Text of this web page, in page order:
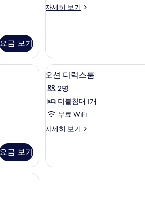
요금 보기
사
보
기
개)
자세히 보기
디
룸
자
세
히
보
금고, 책상, 방음 설비, 무료 WiFi
요금 보기
오
션
디
럭
룸
진
5
오션 디럭스룸
2명
더블침대 1개
무료 WiFi
자세히 보기
오
스
금고, 책상, 방음 설비, 무료 WiFi